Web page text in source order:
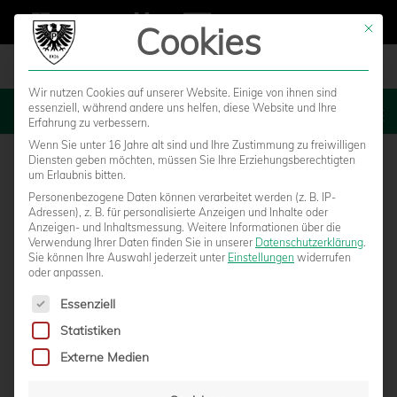
MENU
SPEKTAKULÄRE BILDER AUS DEM KÖLNER
Mit
Cookies
Wir nutzen Cookies auf unserer Website. Einige von ihnen sind
essenziell, während andere uns helfen, diese Website und Ihre
Erfahrung zu verbessern.
Wenn Sie unter 16 Jahre alt sind und Ihre Zustimmung zu freiwilligen
Diensten geben möchten, müssen Sie Ihre Erziehungsberechtigten
um Erlaubnis bitten.
Personenbezogene Daten können verarbeitet werden (z. B. IP-
Adressen), z. B. für personalisierte Anzeigen und Inhalte oder
Anzeigen- und Inhaltsmessung. Weitere Informationen über die
Verwendung Ihrer Daten finden Sie in unserer Datenschutzerklärung.
Sie können Ihre Auswahl jederzeit unter Einstellungen widerrufen
oder anpassen.
Es folgt eine Liste der Service-Gruppen, für die eine
Essenziell
Statistiken
Externe Medien